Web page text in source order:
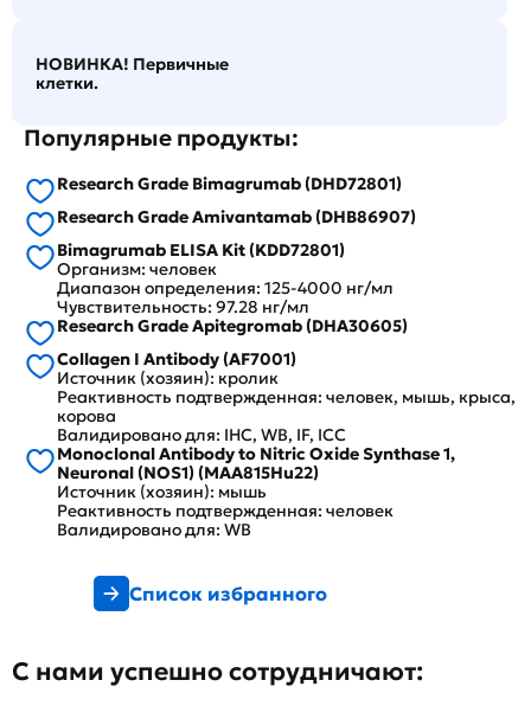
НОВИНКА! Первичные
клетки.
Популярные продукты:
Research Grade Bimagrumab (DHD72801)
Research Grade Amivantamab (DHB86907)
Bimagrumab ELISA Kit (KDD72801)
Организм: человек
Диапазон определения: 125-4000 нг/мл
Чувствительность: 97.28 нг/мл
Research Grade Apitegromab (DHA30605)
Collagen I Antibody (AF7001)
Источник (хозяин): кролик
Реактивность подтвержденная: человек, мышь, крыса,
корова
Валидировано для: IHC, WB, IF, ICC
Monoclonal Antibody to Nitric Oxide Synthase 1,
Neuronal (NOS1) (MAA815Hu22)
Источник (хозяин): мышь
Реактивность подтвержденная: человек
Валидировано для: WB
Список избранного
С нами успешно сотрудничают: